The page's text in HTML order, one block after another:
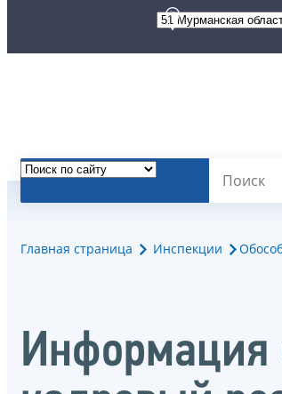
Главная страница Инспекции
Информация